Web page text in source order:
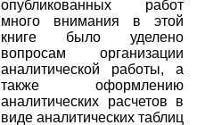
опубликованных работ
много внимания в этой
книге было уделено
вопросам организации
аналитической работы, а
также оформлению
аналитических расчетов в
виде аналитических таблиц